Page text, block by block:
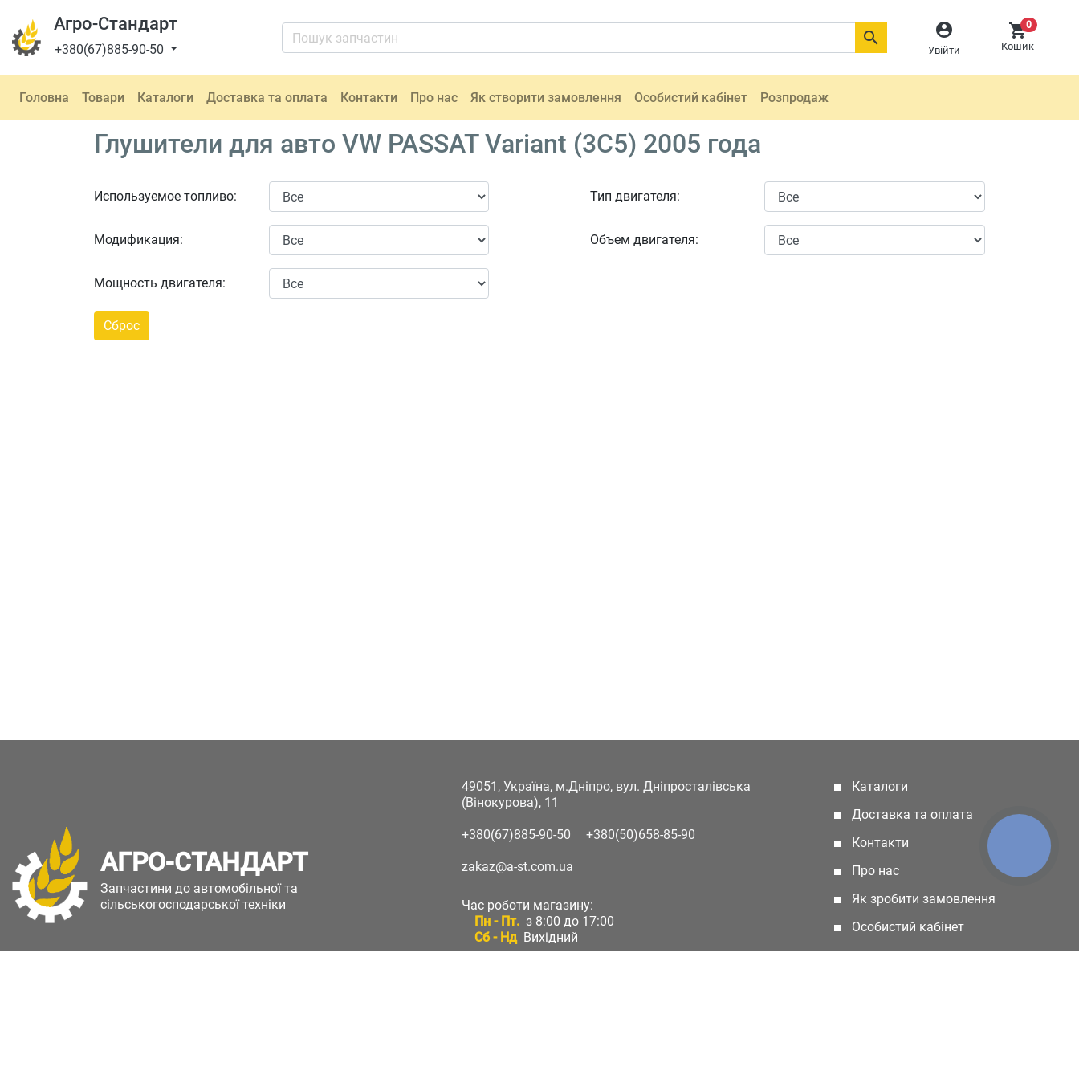
Агро-Стандарт
+380(67)885-90-50

Увійти
0
Кошик

Головна Товари Каталоги Доставка та оплата Контакти Про нас Як створити замовлення Особистий кабінет Розпродаж
Глушители для авто VW PASSAT Variant (3C5) 2005 года
Используемое топливо:
Модификация:
Мощность двигателя:
Тип двигателя:
Объем двигателя:
АГРО-СТАНДАРТ
Запчастини до автомобільної та
сільськогосподарської техніки
49051, Україна, м.Дніпро, вул. Дніпросталівська
(Вінокурова), 11
+380(67)885-90-50 +380(50)658-85-90
zakaz@a-st.com.ua
Час роботи магазину:
Пн - Пт. з 8:00 до 17:00
Сб - Нд Вихідний
Каталоги
Доставка та оплата
Контакти
Про нас
Як зробити замовлення
Особистий кабінет